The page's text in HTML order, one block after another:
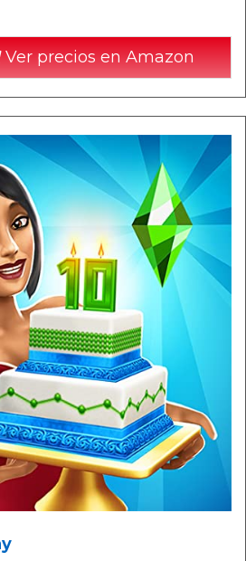
Ver precios en Amazon